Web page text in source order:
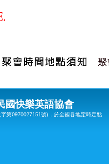
國快樂英語協會
第0970027151號)，於全國各地定時定點